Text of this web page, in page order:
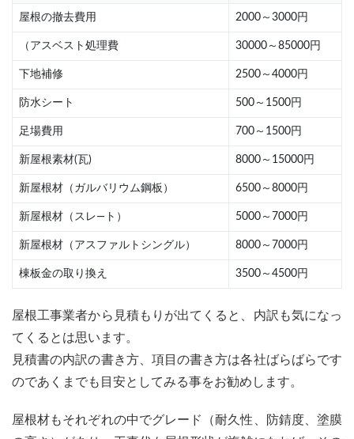
7.1
ある
屋根の撤去費用 2000～3000円
（アスベスト処理費 30000～85000円
下地補修 2500～4000円
防水シート 500～1500円
足場費用 700～1500円
新屋根素材(瓦) 8000～15000円
新屋根材（ガルバリウム鋼板） 6500～8000円
新屋根材（スレ―ト） 5000～7000円
新屋根材（アスファルトシングル） 8000～7000円
棟板金の取り換え 3500～4500円
屋根工事業者から見積もりが出てくると、内訳も気になっ
てくるとは思います。
見積書の内訳の書き方、項目の書き方は各社ばらばらです
のであくまでも目安としてみる事をお勧めします。
屋根材もそれぞれの中でグレード（耐久性、防錆度、塗膜